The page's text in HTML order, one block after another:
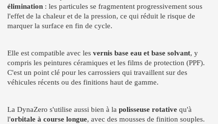
élimination : les particules se fragmentent progressivement sous
l'effet de la chaleur et de la pression, ce qui réduit le risque de
marquer la surface en fin de cycle.
Elle est compatible avec les vernis base eau et base solvant, y
compris les peintures céramiques et les films de protection (PPF).
C'est un point clé pour les carrossiers qui travaillent sur des
véhicules récents ou des finitions haut de gamme.
La DynaZero s'utilise aussi bien à la polisseuse rotative qu'à
l'orbitale à course longue, avec des mousses de finition souples.